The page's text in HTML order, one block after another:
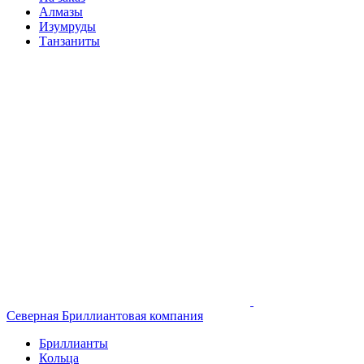
Алмазы
Изумруды
Танзаниты
Северная Бриллиантовая компания
Бриллианты
Кольца